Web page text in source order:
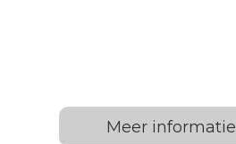
Meer informatie